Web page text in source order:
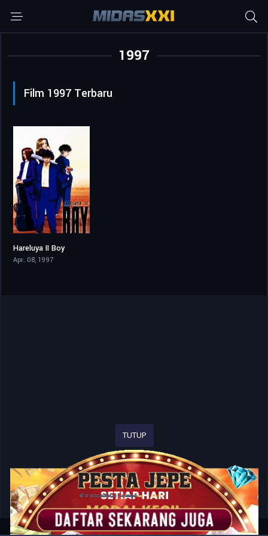
1997
Film 1997 Terbaru
Hareluya II Boy
Apr. 08, 1997
TUTUP